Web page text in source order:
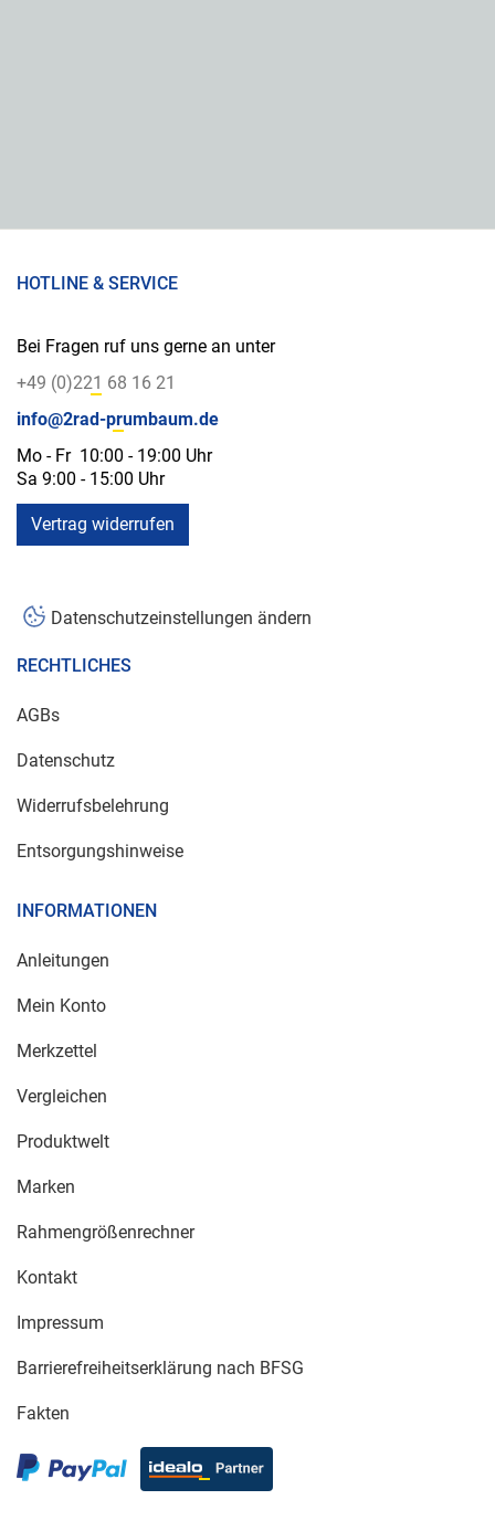
HOTLINE & SERVICE
Bei Fragen ruf uns gerne an unter
+49 (0)221 68 16 21
info@2rad-prumbaum.de
Mo - Fr 10:00 - 19:00 Uhr
Sa 9:00 - 15:00 Uhr
Vertrag widerrufen
Datenschutzeinstellungen ändern
RECHTLICHES
AGBs
Datenschutz
Widerrufsbelehrung
Entsorgungshinweise
INFORMATIONEN
Anleitungen
Mein Konto
Merkzettel
Vergleichen
Produktwelt
Marken
Rahmengrößenrechner
Kontakt
Impressum
Barrierefreiheitserklärung nach BFSG
Fakten